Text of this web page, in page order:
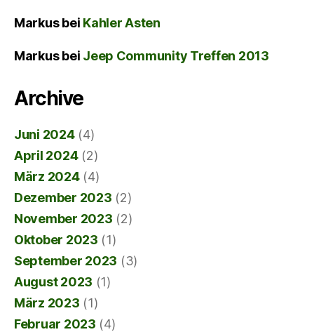
Markusbei Kahler Asten
Markusbei Jeep Community Treffen 2013
Archive
Juni 2024(4)
April 2024(2)
März 2024(4)
Dezember 2023 (2)
November 2023 (2)
Oktober 2023 (1)
September 2023 (3)
August 2023 (1)
März 2023 (1)
Februar 2023 (4)